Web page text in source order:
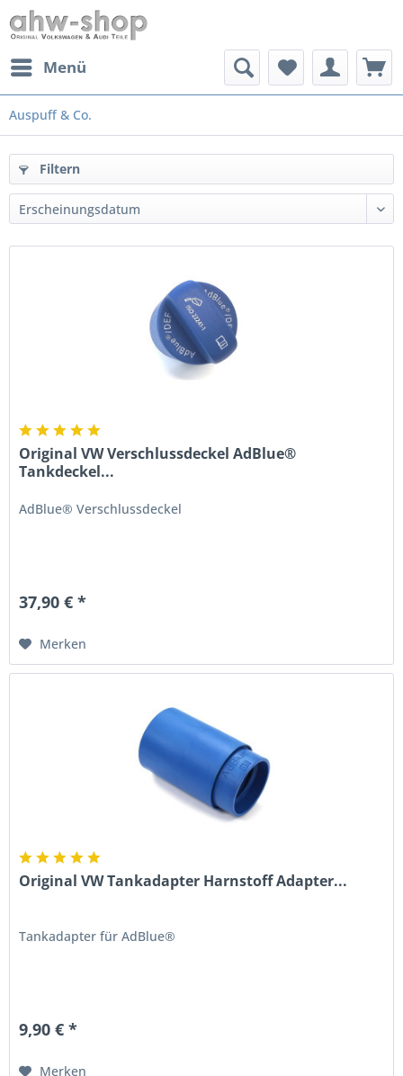
Menü
Auspuff & Co.
Filtern
Original VW Verschlussdeckel AdBlue®
Tankdeckel...
AdBlue® Verschlussdeckel
37,90 € *
Merken
Original VW Tankadapter Harnstoff Adapter...
Tankadapter für AdBlue®
9,90 € *
Merken